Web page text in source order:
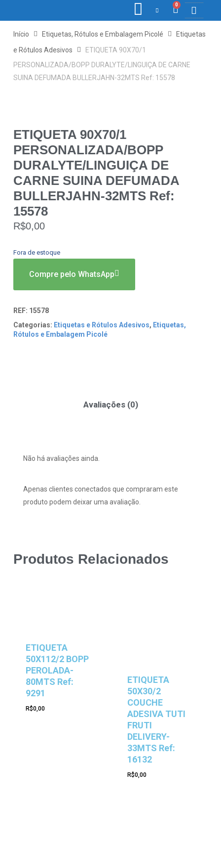
0
Início Etiquetas, Rótulos e Embalagem Picolé
Etiquetas
e Rótulos Adesivos
ETIQUETA 90X70/1
PERSONALIZADA/BOPP DURALYTE/LINGUIÇA DE CARNE
SUINA DEFUMADA BULLERJAHN-32MTS Ref: 15578
ETIQUETA 90X70/1
PERSONALIZADA/BOPP
DURALYTE/LINGUIÇA DE
CARNE SUINA DEFUMADA
BULLERJAHN-32MTS Ref:
15578
R$0,00
Fora de estoque
Compre pelo WhatsApp
REF: 15578
Categorias: Etiquetas e Rótulos Adesivos, Etiquetas,
Rótulos e Embalagem Picolé
Avaliações (0)
Não há avaliações ainda.
Apenas clientes conectados que compraram este
produto podem deixar uma avaliação.
Produtos Relacionados
ETIQUETA
50X112/2 BOPP
PEROLADA-
80MTS Ref:
9291
R$0,00
ETIQUETA
50X30/2
COUCHE
ADESIVA TUTI
FRUTI
DELIVERY-
33MTS Ref:
16132
R$0,00